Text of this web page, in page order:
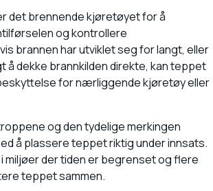
det brennende kjøretøyet for å
og kontrollere
brannen har utviklet seg for langt, eller
å dekke brannkilden direkte, kan teppet
for nærliggende kjøretøy eller
og den tydelige merkingen
å plassere teppet riktig under innsats.
miljøer der tiden er begrenset og flere
teppet sammen.